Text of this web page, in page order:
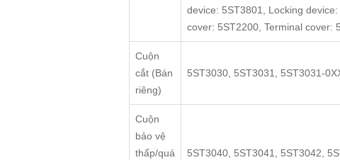
device: 5ST3801, Locking
cover: 5ST2200, Terminal cover:
Cuộn
cắt (Bán
riêng)
5ST3030, 5ST3031, 5ST3031-
Cuộn
bảo vệ
thấp/quá
5ST3040, 5ST3041, 5ST3042,